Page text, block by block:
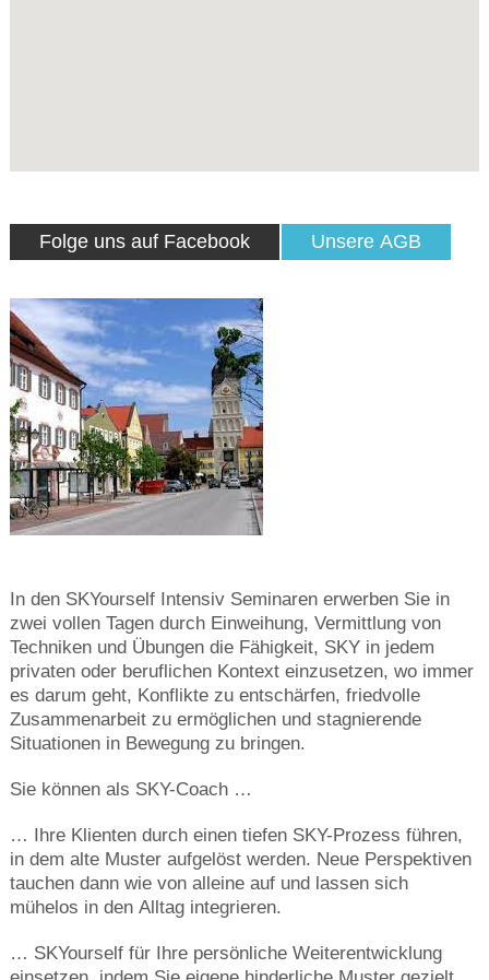
Folge uns auf Facebook Unsere AGB
In den SKYourself Intensiv Seminaren erwerben Sie in
zwei vollen Tagen durch Einweihung, Vermittlung von
Techniken und Übungen die Fähigkeit, SKY in jedem
privaten oder beruflichen Kontext einzusetzen, wo immer
es darum geht, Konflikte zu entschärfen, friedvolle
Zusammenarbeit zu ermöglichen und stagnierende
Situationen in Bewegung zu bringen.
Sie können als SKY-Coach …
… Ihre Klienten durch einen tiefen SKY-Prozess führen,
in dem alte Muster aufgelöst werden. Neue Perspektiven
tauchen dann wie von alleine auf und lassen sich
mühelos in den Alltag integrieren.
… SKYourself für Ihre persönliche Weiterentwicklung